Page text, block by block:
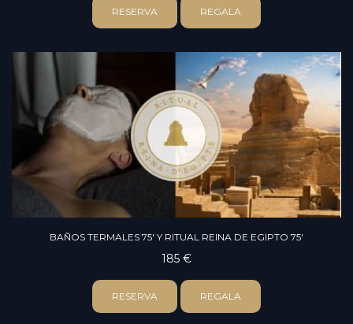
RESERVA REGALA
BAÑOS TERMALES 75' Y RITUAL REINA DE EGIPTO 75'
185 €
RESERVA REGALA